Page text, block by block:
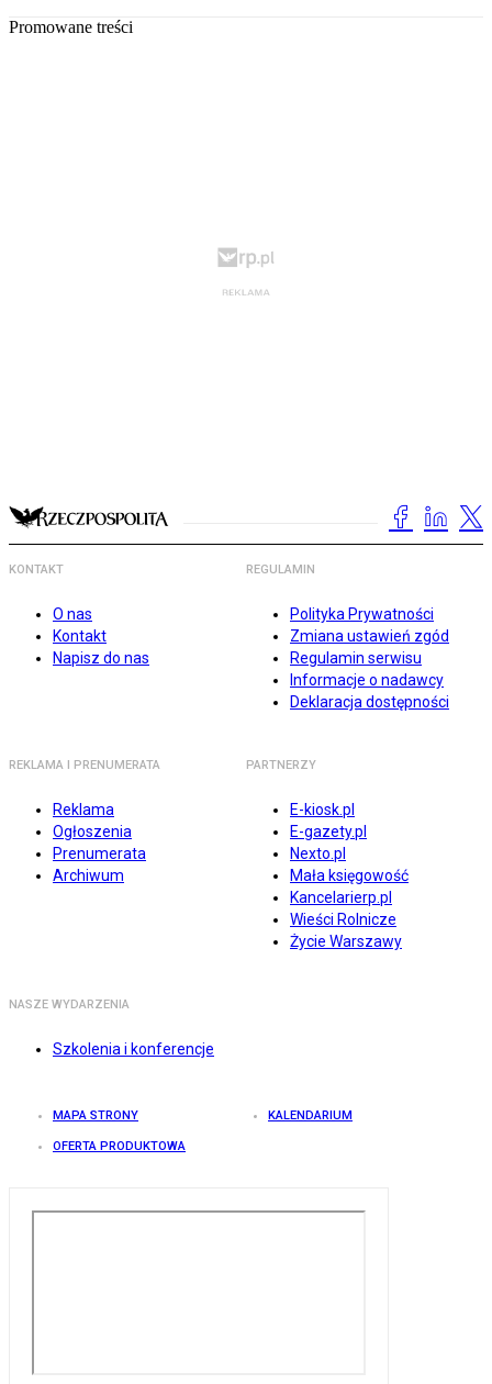
Promowane treści
KONTAKT
O nas
Kontakt
Napisz do nas
REGULAMIN
Polityka Prywatności
Zmiana ustawień zgód
Regulamin serwisu
Informacje o nadawcy
Deklaracja dostępności
REKLAMA I PRENUMERATA
Reklama
Ogłoszenia
Prenumerata
Archiwum
PARTNERZY
E-kiosk.pl
E-gazety.pl
Nexto.pl
Mała księgowość
Kancelarierp.pl
Wieści Rolnicze
Życie Warszawy
NASZE WYDARZENIA
Szkolenia i konferencje
MAPA STRONY KALENDARIUM
OFERTA PRODUKTOWA